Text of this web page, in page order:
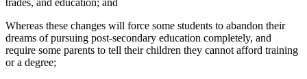
trades, and education; and
Whereas these changes will force some students to abandon their
dreams of pursuing post-secondary education completely, and
require some parents to tell their children they cannot afford training
or a degree;